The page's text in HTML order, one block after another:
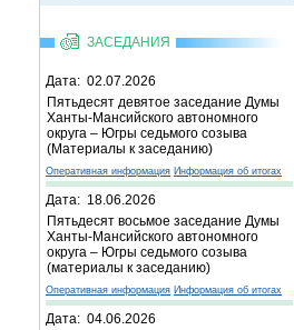
ЗАСЕДАНИЯ
Дата: 02.07.2026
Пятьдесят девятое заседание Думы
Ханты-Мансийского автономного
округа – Югры седьмого созыва
(Материалы к заседанию)
Оперативная информация Информация об итогах
Дата: 18.06.2026
Пятьдесят восьмое заседание Думы
Ханты-Мансийского автономного
округа – Югры седьмого созыва
(материалы к заседанию)
Оперативная информация Информация об итогах
Дата: 04.06.2026